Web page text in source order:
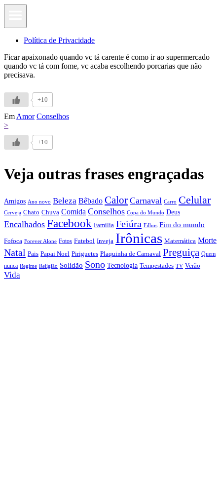
Política de Privacidade
Ficar apaixonado quando vc tá carente é como ir ao supermercado
quando vc tá com fome, vc acaba escolhendo porcarias que não
precisava.
+10
Em Amor Conselhos
>
+10
Veja outras frases engraçadas
Amigos Ano novo Beleza Bêbado Calor Carnaval Carro Celular
Cerveja Chato Chuva Comida Conselhos Copa do Mundo Deus
Encalhados Facebook Familia Feiúra Filhos Fim do mundo
Fofoca Forever Alone Fotos Futebol Inveja Irônicas Matemática Morte
Natal Pais Papai Noel Piriguetes Plaquinha de Carnaval Preguiça Quem
nunca Regime Religião Solidão Sono Tecnologia Tempestades TV Verão
Vida